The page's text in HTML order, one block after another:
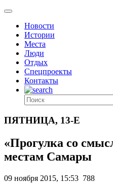
Новости
Истории
Места
Люди
Отдых
Спецпроекты
Контакты
ПЯТНИЦА, 13-Е
«Прогулка со
местам Самары
09 ноября 2015, 15:53 788